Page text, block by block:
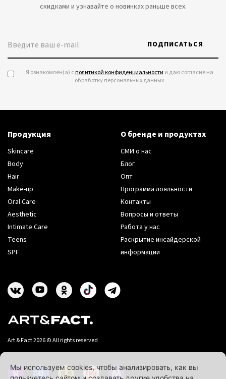
скидками и узнавайте о новинках раньше всех.
ПОДПИСАТЬСЯ
Я ознакомлен(а) сполитикой конфиденциальности и даю согласие на
обработку персональных данных
Art & Fact 2026 © All rights reserved
Продукция
Skincare
Body
Hair
Make-up
Oral Care
Aesthetic
Intimate Care
Teens
SPF
О бренде и продуктах
СМИ о нас
Блог
Опт
Программа лояльности
Контакты
Вопросы и ответы
Работа у нас
Раскрытие инсайдерской
информации
Мы используем cookies, чтобы анализировать, как вы